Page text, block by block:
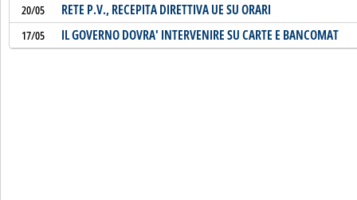
20/05 RETE P.V., RECEPITA DIRETTIVA UE SU ORARI
17/05 IL GOVERNO DOVRA' INTERVENIRE SU CARTE E BANCOMAT